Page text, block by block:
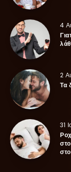
4
2
Τα
31